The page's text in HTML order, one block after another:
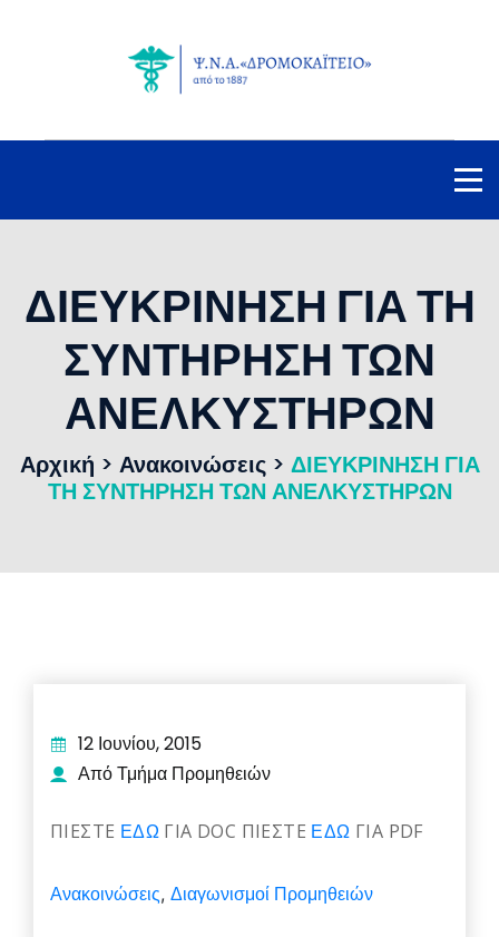
ΔΙΕΥΚΡΙΝΗΣΗ ΓΙΑ ΤΗ
ΣΥΝΤΗΡΗΣΗ ΤΩΝ
ΑΝΕΛΚΥΣΤΗΡΩΝ
Αρχική > Ανακοινώσεις> ΔΙΕΥΚΡΙΝΗΣΗ ΓΙΑ
ΤΗ ΣΥΝΤΗΡΗΣΗ ΤΩΝ ΑΝΕΛΚΥΣΤΗΡΩΝ
12 Ιουνίου, 2015
Από Τμήμα Προμηθειών
ΠΙΕΣΤΕ ΕΔΩ ΓΙΑ DOC ΠΙΕΣΤΕ ΕΔΩ ΓΙΑ PDF
Ανακοινώσεις, Διαγωνισμοί Προμηθειών